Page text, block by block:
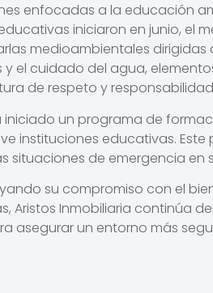
enfocadas a la educación
iniciaron en junio, el
medioambientales dirigidas
el cuidado del agua,
de respeto y
un programa de
instituciones educativas.
de emergencia en
su compromiso con el
Aristos Inmobiliaria continúa
asegurar un entorno más